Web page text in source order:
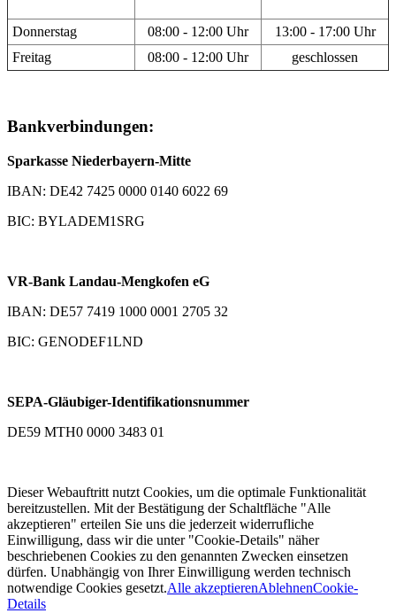
Donnerstag 08:00 - 12:00 Uhr
13:00 - 17:00 Uhr
Freitag
08:00 - 12:00 Uhr geschlossen
Bankverbindungen:
Sparkasse Niederbayern-Mitte
IBAN: DE42 7425 0000 0140 6022 69
BIC: BYLADEM1SRG
VR-Bank Landau-Mengkofen eG
IBAN: DE57 7419 1000 0001 2705 32
BIC: GENODEF1LND
SEPA-Gläubiger-Identifikationsnummer
DE59 MTH0 0000 3483 01
Dieser Webauftritt nutzt Cookies, um die optimale Funktionalität
bereitzustellen. Mit der Bestätigung der Schaltfläche "Alle
akzeptieren" erteilen Sie uns die jederzeit widerrufliche
Einwilligung, dass wir die unter "Cookie-Details" näher
beschriebenen Cookies zu den genannten Zwecken einsetzen
dürfen. Unabhängig von Ihrer Einwilligung werden technisch
notwendige Cookies gesetzt.Alle akzeptierenAblehnenCookie-
Details